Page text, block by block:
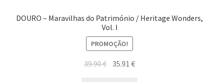
DOURO – Maravilhas do Património / Heritage Wonders,
Vol. I
PROMOÇÃO!
39.90€ 35.91€O